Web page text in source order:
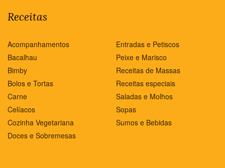
Receitas
Acompanhamentos
Bacalhau
Bimby
Bolos e Tortas
Carne
Celíacos
Cozinha Vegetariana
Doces e Sobremesas
Entradas e Petiscos
Peixe e Marisco
Receitas de Massas
Receitas especiais
Saladas e Molhos
Sopas
Sumos e Bebidas